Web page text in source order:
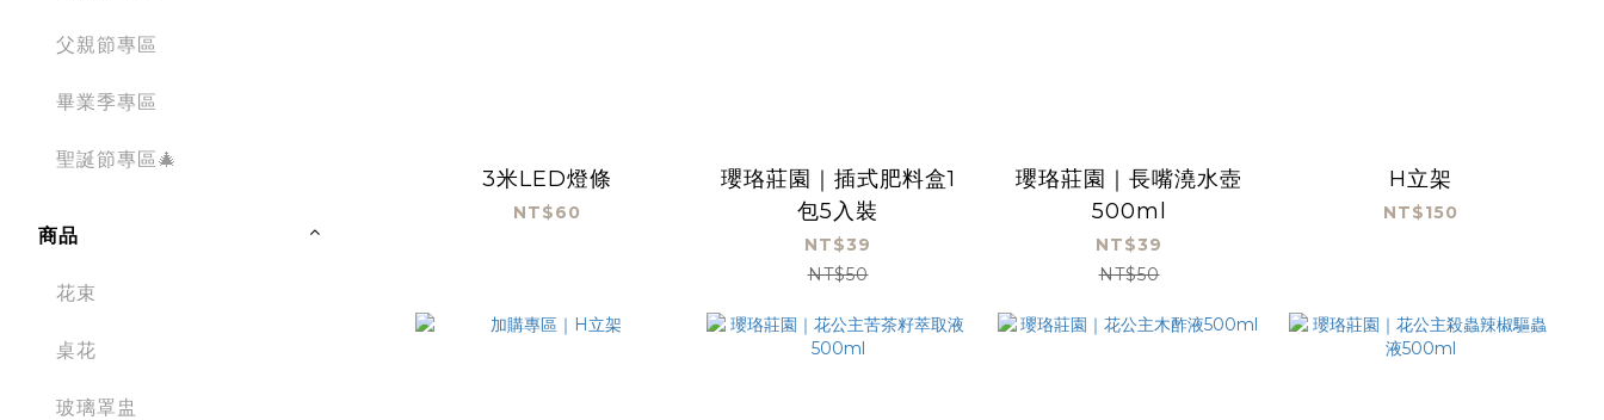
父親節專區
畢業季專區
聖誕節專區🎄
商品
花束
桌花
玻璃罩盅
3米LED燈條
NT$60
瓔珞莊園｜插式肥料盒1
包5入裝
NT$39
NT$50
瓔珞莊園｜長嘴澆水壺
500ml
NT$39
NT$50
H立架
NT$150